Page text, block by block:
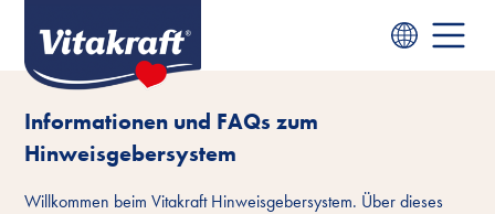
Informationen und FAQs zum
Hinweisgebersystem
Willkommen beim Vitakraft Hinweisgebersystem. Über dieses